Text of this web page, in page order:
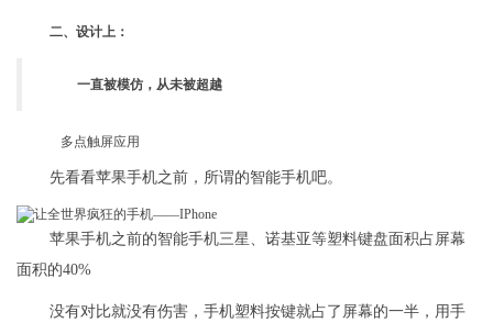
二、设计上：
一直被模仿，从未被超越
多点触屏应用
先看看苹果手机之前，所谓的智能手机吧。
苹果手机之前的智能手机三星、诺基亚等塑料键盘面积占屏幕
面积的40%
没有对比就没有伤害，手机塑料按键就占了屏幕的一半，用手